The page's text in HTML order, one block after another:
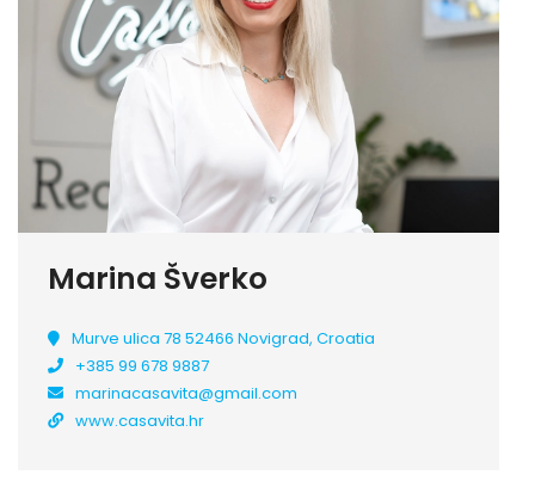
Marina Šverko
Murve ulica 78 52466 Novigrad, Croatia
+385 99 678 9887
marinacasavita@gmail.com
www.casavita.hr